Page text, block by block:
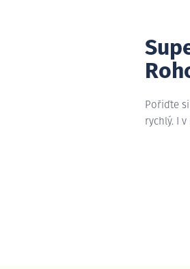
Pořiďte
rychlý. I